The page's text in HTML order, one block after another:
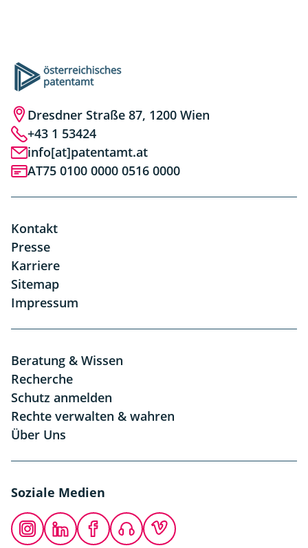
Dresdner Straße 87, 1200 Wien
+43 1 53424
info[at]patentamt.at
AT75 0100 0000 0516 0000
Kontakt
Presse
Karriere
Sitemap
Impressum
Beratung & Wissen
Recherche
Schutz anmelden
Rechte verwalten & wahren
Über Uns
Soziale Medien
InstagramLinkedInFacebookPodcastVimeo